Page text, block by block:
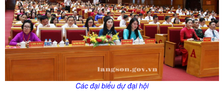
Các đại biểu dự đại hội